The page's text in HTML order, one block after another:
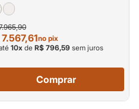
7.567,61no pix
10x deR$ 796,59 sem juros
Comprar